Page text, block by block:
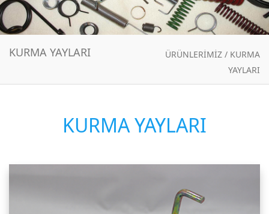
KURMA YAYLARI ÜRÜNLERİMİZ / KURMA
YAYLARI
KURMA YAYLARI